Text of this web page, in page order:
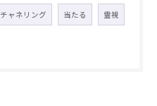
チャネリング 当たる 霊視